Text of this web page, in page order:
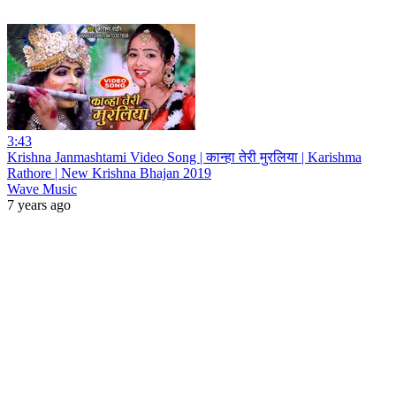
3:43
Krishna Janmashtami Video Song | कान्हा तेरी मुरलिया | Karishma
Rathore | New Krishna Bhajan 2019
Wave Music
7 years ago